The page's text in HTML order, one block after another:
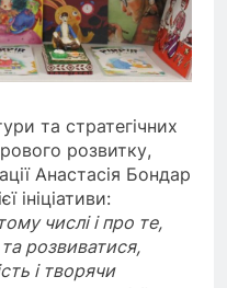
та стратегічних
розвитку,
Анастасія Бондар
ініціативи:
числі і про те,
розвиватися,
і творячи